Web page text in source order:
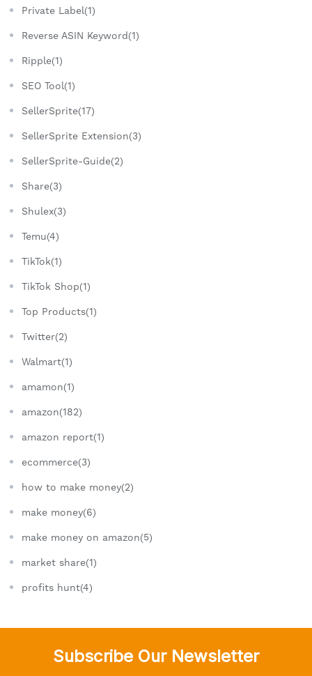
Private Label(1)
Reverse ASIN Keyword(1)
Ripple(1)
SEO Tool(1)
SellerSprite(17)
SellerSprite Extension(3)
SellerSprite-Guide(2)
Share(3)
Shulex(3)
Temu(4)
TikTok(1)
TikTok Shop(1)
Top Products(1)
Twitter(2)
Walmart(1)
amamon(1)
amazon(182)
amazon report(1)
ecommerce(3)
how to make money(2)
make money(6)
make money on amazon(5)
market share(1)
profits hunt(4)
Subscribe Our Newsletter